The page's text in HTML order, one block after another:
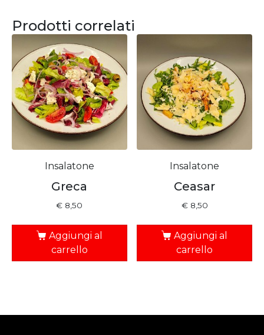
Prodotti correlati
Insalatone
Greca
€ 8,50
Aggiungi al
carrello
Insalatone
Ceasar
€8,50
Aggiungi al
carrello